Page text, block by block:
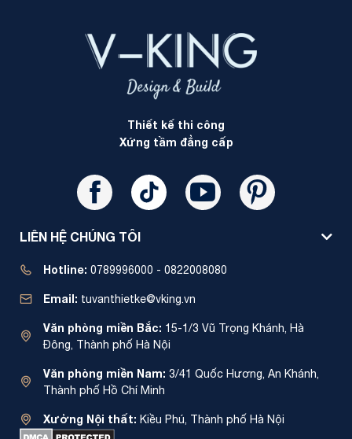
Thiết kế thi công
Xứng tầm đẳng cấp
LIÊN HỆ CHÚNG TÔI
Hotline: 0789996000 - 0822008080
Email: tuvanthietke@vking.vn
Văn phòng miền Bắc: 15-1/3 Vũ Trọng Khánh, Hà
Đông, Thành phố Hà Nội
Văn phòng miền Nam: 3/41 Quốc Hương, An Khánh,
Thành phố Hồ Chí Minh
Xưởng Nội thất: Kiều Phú, Thành phố Hà Nội